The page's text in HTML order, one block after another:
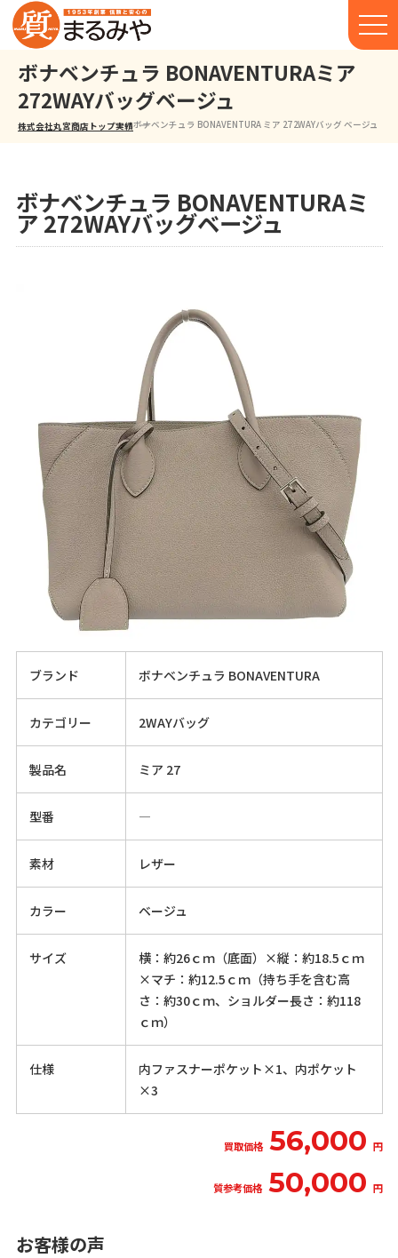
ボナベンチュラ BONAVENTURAミア
272WAYバッグベージュ
株式会社丸宮商店トップ⁩実績ボナベンチュラ BONAVENTURA ミア 27 2WAYバッグ ベージュ
ボナベンチュラ BONAVENTURAミ
ア 272WAYバッグベージュ
ブランド ボナベンチュラ BONAVENTURA
カテゴリー 2WAYバッグ
製品名 ミア 27
型番 ―
素材 レザー
カラー ベージュ
サイズ
横：約26ｃｍ（底面）×縦：約18.5ｃｍ
×マチ：約12.5ｃｍ（持ち手を含む高
さ：約30ｃｍ、ショルダー長さ：約118
ｃｍ）
仕様
内ファスナーポケット×1、内ポケット
×3
買取価格 56,000 円
質参考価格 50,000 円
お客様の声